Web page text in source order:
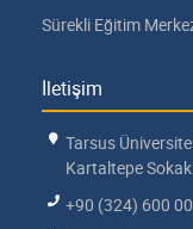
Sürekli Eğitim
İletişim
Tarsus
Kartaltepe
+90 (324) 600